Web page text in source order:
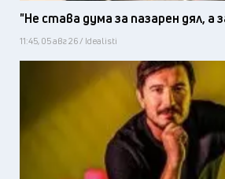
"Не става дума за пазарен дял, а
11:45, 05 авг 26 / Idealisti